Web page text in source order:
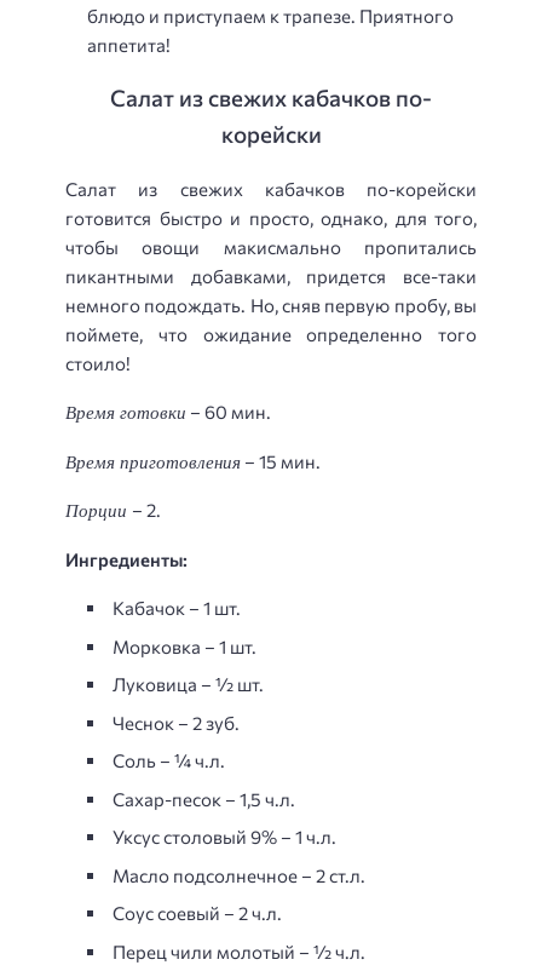
блюдо и приступаем к трапезе. Приятного
аппетита!
Салат из свежих кабачков по-
корейски
Салат из свежих кабачков по-корейски
готовится быстро и просто, однако, для того,
чтобы овощи макисмально пропитались
пикантными добавками, придется все-таки
немного подождать. Но, сняв первую пробу, вы
поймете, что ожидание определенно того
стоило!
Время готовки – 60 мин.
Время приготовления – 15 мин.
Порции – 2.
Ингредиенты:
Кабачок – 1 шт.
Морковка – 1 шт.
Луковица – ½ шт.
Чеснок – 2 зуб.
Соль – ¼ ч.л.
Сахар-песок – 1,5 ч.л.
Уксус столовый 9% – 1 ч.л.
Масло подсолнечное – 2 ст.л.
Соус соевый – 2 ч.л.
Перец чили молотый – ½ ч.л.